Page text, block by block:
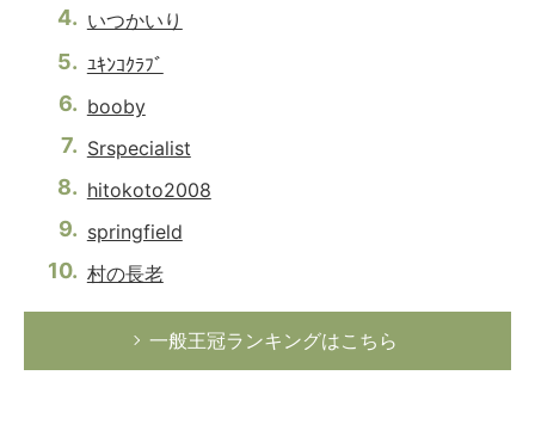
いつかいり
ﾕｷﾝｺｸﾗﾌﾞ
booby
Srspecialist
hitokoto2008
springfield
村の長老
一般王冠ランキングはこちら